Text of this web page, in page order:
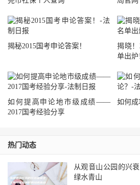
揭秘2015国考申论答案！
揭晓
单出炉
如何提高申论地市级成绩——
2017国考经验分享
如何成
热门动态
从观音山公园的兴
绿水青山